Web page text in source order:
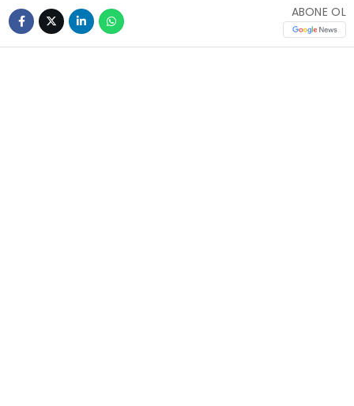
ABONE OL